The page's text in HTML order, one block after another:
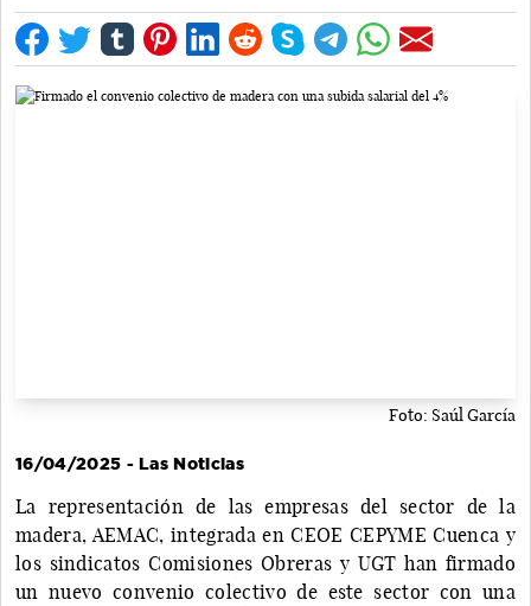
Foto: Saúl García
16/04/2025 - Las Noticias
La representación de las empresas del sector de la
madera, AEMAC, integrada en CEOE CEPYME Cuenca y
los sindicatos Comisiones Obreras y UGT han firmado
un nuevo convenio colectivo de este sector con una